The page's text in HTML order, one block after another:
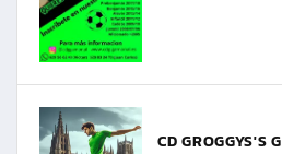
CD GROGGYS'S